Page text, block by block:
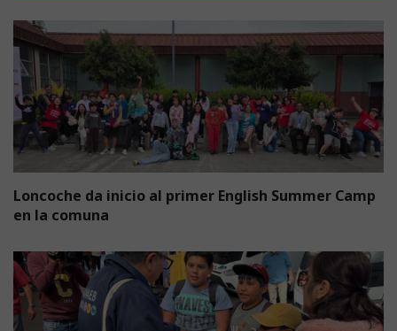
Loncoche da inicio al primer English Summer Camp
en la comuna